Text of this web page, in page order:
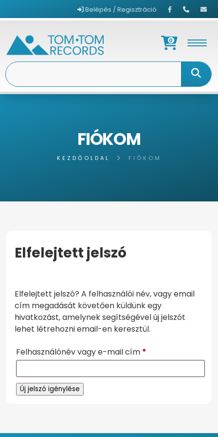
Belépés / Regisztráció
0
FIÓKOM
KEZDŐOLDAL FIÓKOM
Elfelejtett jelszó
Elfelejtett jelszó? A felhasználói név, vagy email
cím megadását követően küldünk egy
hivatkozást, amelynek segítségével új jelszót
lehet létrehozni email-en keresztül.
Felhasználónév vagy e-mail cím *
Új jelszó igénylése